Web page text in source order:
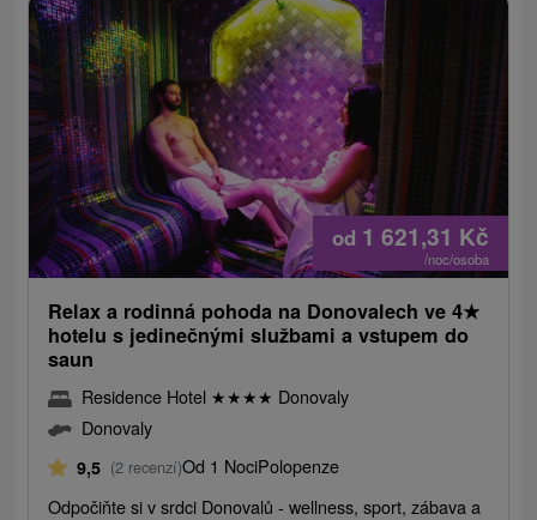
od 1 621,31 Kč
/noc/osoba
Relax a rodinná pohoda na Donovalech ve 4★
hotelu s jedinečnými službami a vstupem do
saun
Residence Hotel ★★★★ Donovaly
Donovaly
9,5 (2 recenzí)Od 1 NociPolopenze
Odpočiňte si v srdci Donovalů - wellness, sport, zábava a